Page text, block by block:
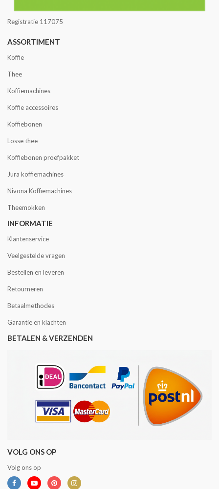
Registratie 117075
ASSORTIMENT
Koffie
Thee
Koffiemachines
Koffie accessoires
Koffiebonen
Losse thee
Koffiebonen proefpakket
Jura koffiemachines
Nivona Koffiemachines
Theemokken
INFORMATIE
Klantenservice
Veelgestelde vragen
Bestellen en leveren
Retourneren
Betaalmethodes
Garantie en klachten
BETALEN & VERZENDEN
VOLG ONS OP
Volg ons op